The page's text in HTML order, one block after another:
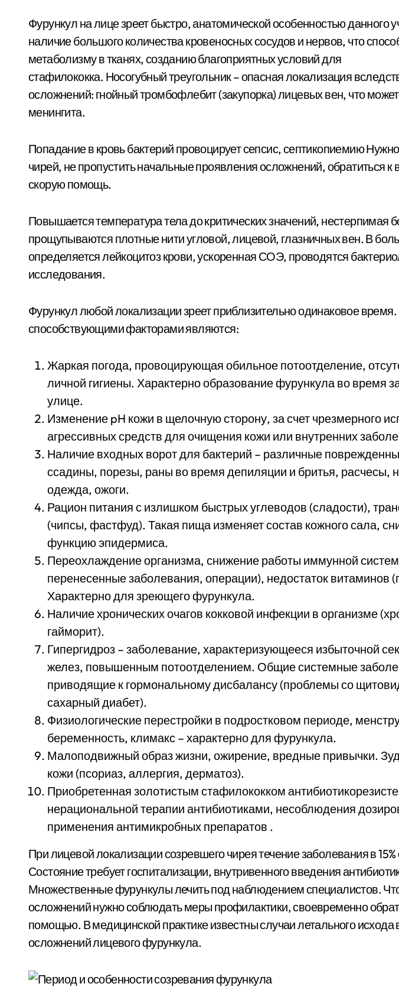
Фурункул на лице зреет быстро, анатомической особенностью данного
наличие большого количества кровеносных сосудов и нервов, что
метаболизму в тканях, созданию благоприятных условий для
стафилококка. Носогубный треугольник – опасная локализация
осложнений: гнойный тромбофлебит (закупорка) лицевых вен, что
менингита.
Попадание в кровь бактерий провоцирует сепсис, септикопиемию Нужно
чирей, не пропустить начальные проявления осложнений, обратиться к
скорую помощь.
Повышается температура тела до критических значений, нестерпимая
прощупываются плотные нити угловой, лицевой, глазничных вен. В
определяется лейкоцитоз крови, ускоренная СОЭ, проводятся
исследования.
Фурункул любой локализации зреет приблизительно одинаковое
способствующими факторами являются:
Жаркая погода, провоцирующая обильное потоотделение,
личной гигиены. Характерно образование фурункула во время
улице.
Изменение pH кожи в щелочную сторону, за счет чрезмерного
агрессивных средств для очищения кожи или внутренних
Наличие входных ворот для бактерий – различные
ссадины, порезы, раны во время депиляции и бритья, расчесы,
одежда, ожоги.
Рацион питания с излишком быстрых углеводов (сладости),
(чипсы, фастфуд). Такая пища изменяет состав кожного сала,
функцию эпидермиса.
Переохлаждение организма, снижение работы иммунной
перенесенные заболевания, операции), недостаток витаминов
Характерно для зреющего фурункула.
Наличие хронических очагов кокковой инфекции в организме
гайморит).
Гипергидроз – заболевание, характеризующееся избыточной
желез, повышенным потоотделением. Общие системные
приводящие к гормональному дисбалансу (проблемы со
сахарный диабет).
Физиологические перестройки в подростковом периоде,
беременность, климакс – характерно для фурункула.
Малоподвижный образ жизни, ожирение, вредные привычки.
кожи (псориаз, аллергия, дерматоз).
Приобретенная золотистым стафилококком
нерациональной терапии антибиотиками, несоблюдения
применения антимикробных препаратов .
При лицевой локализации созревшего чирея течение заболевания в
Состояние требует госпитализации, внутривенного введения
Множественные фурункулы лечить под наблюдением специалистов.
осложнений нужно соблюдать меры профилактики, своевременно
помощью. В медицинской практике известны случаи летального исхода
осложнений лицевого фурункула.